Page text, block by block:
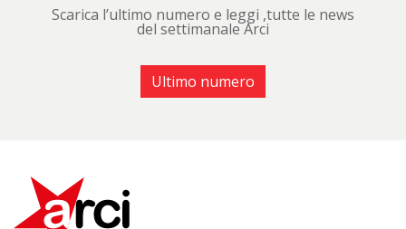
Scarica l’ultimo numero e leggi ,tutte le news
del settimanale Arci
Ultimo numero